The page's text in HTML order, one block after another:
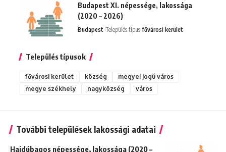
Budapest XI. népessége, lakossága
(2020 – 2026)
Budapest Település típus:fővárosi kerület
Település típusok
fővárosi kerület község
megyei jogú város
megye székhely
nagyközség város
További települések lakossági adatai
Hajdúbagos népessége, lakossága (2020 –